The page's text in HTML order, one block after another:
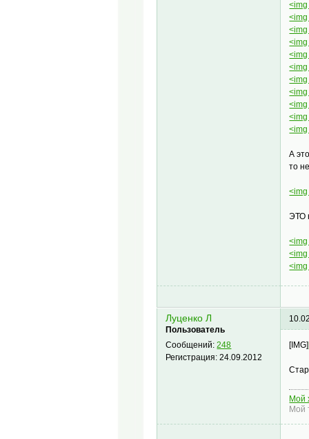
А
то
ЭТО
Луценко Л
Пользователь
Сообщений:248
Регистрация:24.09.2012
[IMG]
Мой
Мой